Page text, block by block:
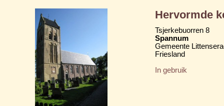
Hervormde
Tsjerkebuorren 8
Spannum
Gemeente
Friesland
In gebruik